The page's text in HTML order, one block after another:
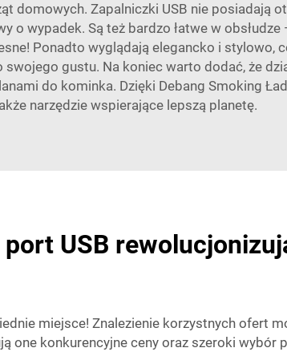
domowych. Zapalniczki USB nie posiadają
o wypadek. Są też bardzo łatwe w
Ponadto wyglądają elegancko i stylowo,
gustu. Na koniec warto dodać, że
do kominka. Dzięki Debang Smoking
narzędzie wspierające lepszą planetę.
USB
miejsce! Znalezienie korzystnych ofert
one konkurencyjne ceny oraz szeroki wybór